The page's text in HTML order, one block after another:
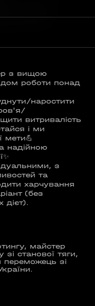
з вищою
роботи понад
наростити
витривалість
і ми
мети💪
надійною
з
та
харчування
(без
дієт).
майстер
станової тяги,
переможець зі